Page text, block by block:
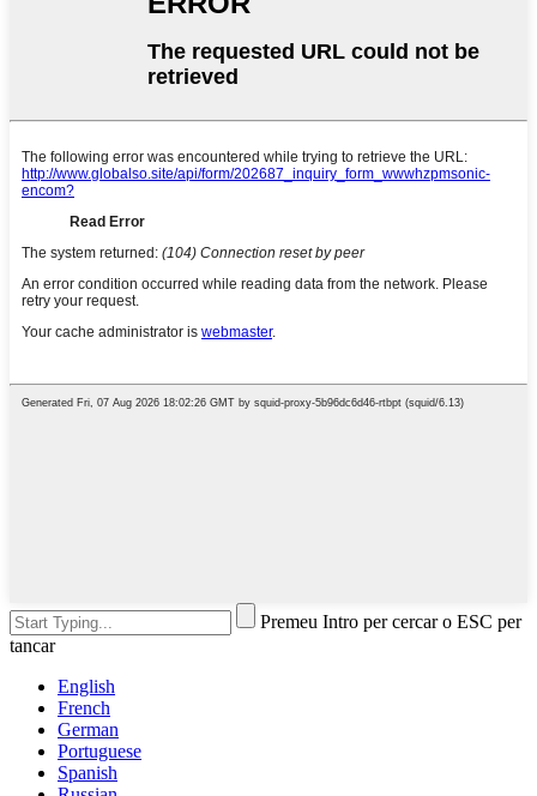
Premeu Intro per cercar o ESC per
tancar
English
French
German
Portuguese
Spanish